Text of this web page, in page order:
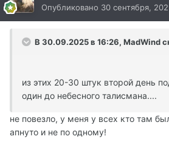
Опубликовано 30 сентября,
В 30.09.2025 в 16:26, MadWind
из этих 20-30 штук второй день
один до небесного талисмана....
не повезло, у меня у всех кто там
апнуто и не по одному!